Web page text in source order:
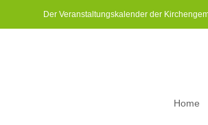
Der Veranstaltungskalender der
Home